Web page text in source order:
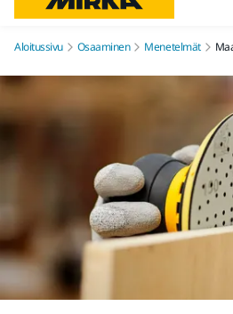
Aloitussivu Osaaminen Menetelmät